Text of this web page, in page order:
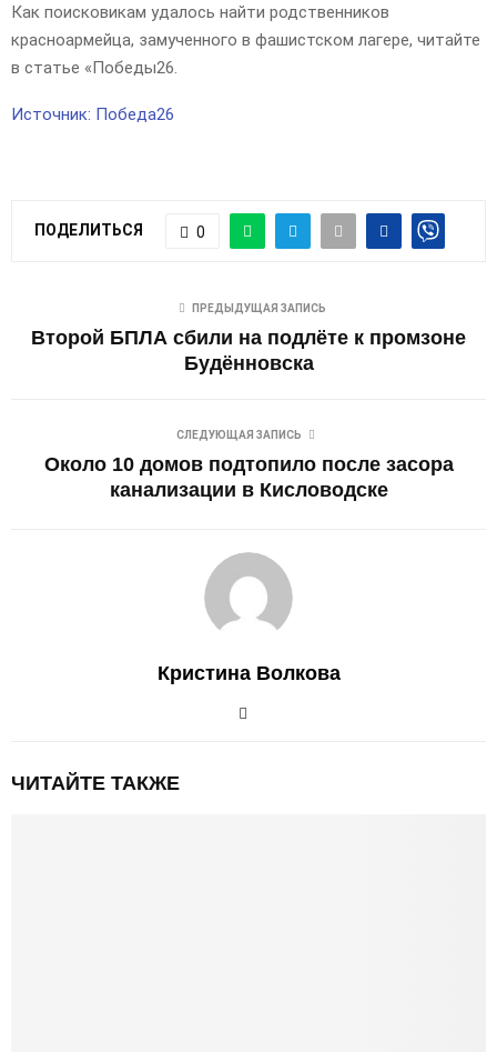
Как поисковикам удалось найти родственников
красноармейца, замученного в фашистском лагере, читайте
в статье «Победы26.
Источник: Победа26
ПОДЕЛИТЬСЯ 0
ПРЕДЫДУЩАЯ ЗАПИСЬ
Второй БПЛА сбили на подлёте к промзоне
Будённовска
СЛЕДУЮЩАЯ ЗАПИСЬ
Около 10 домов подтопило после засора
канализации в Кисловодске
Кристина Волкова
ЧИТАЙТЕ ТАКЖЕ